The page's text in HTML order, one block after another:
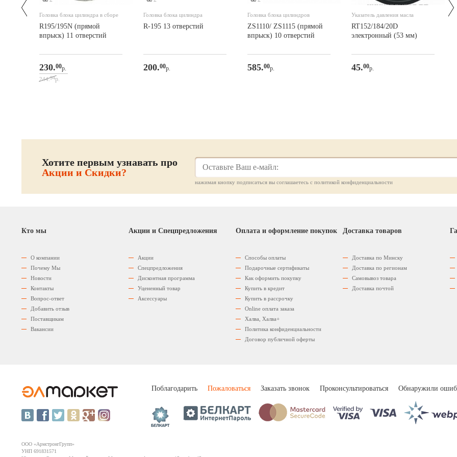
Головка блока цилиндра в сборе
R195/195N (прямой
впрыск) 11 отверстий
230.00р.
244.94р.
Головка блока цилиндра
R-195 13 отверстий
200.00р.
Головка блока цилиндров
ZS1110/ ZS1115 (прямой
впрыск) 10 отверстий
585.00р.
Указатель давления масла
RT152/184/20D
электронный (53 мм)
45.00р.
Хотите первым узнавать про
Акции и Скидки?
нажимая кнопку подписаться вы соглашаетесь с политикой конфиденциальности
Кто мы
О компании
Почему Мы
Новости
Контакты
Вопрос-ответ
Добавить отзыв
Поставщикам
Вакансии
Акции и Спецпредложения
Акции
Спецпредложения
Дисконтная программа
Уцененный товар
Аксессуары
Оплата и оформление покупок
Способы оплаты
Подарочные сертификаты
Как оформить покупку
Купить в кредит
Купить в рассрочку
Оnline оплата заказа
Халва, Халва+
Политика конфиденциальности
Договор публичной оферты
Доставка товаров
Доставка по Минску
Доставка по регионам
Самовывоз товара
Доставка почтой
Поблагодарить Пожаловаться Заказать звонок Проконсультироваться Обнаружили
ООО «АрмстронгГрупп»
УНП 691831571